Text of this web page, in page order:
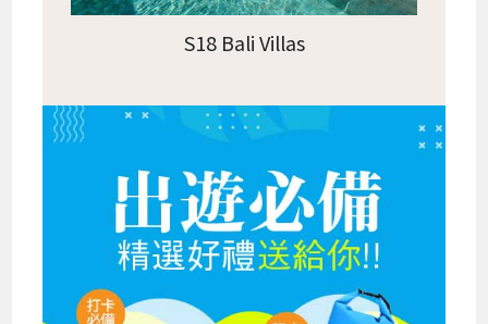
S18 Bali Villas